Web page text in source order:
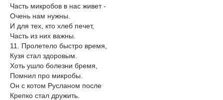
Часть микробов в нас живет -
Очень нам нужны.
И для тех, кто хлеб печет,
Часть из них важны.
11. Пролетело быстро время,
Кузя стал здоровым.
Хоть ушло болезни бремя,
Помнил про микробы.
Он с котом Русланом после
Крепко стал дружить.